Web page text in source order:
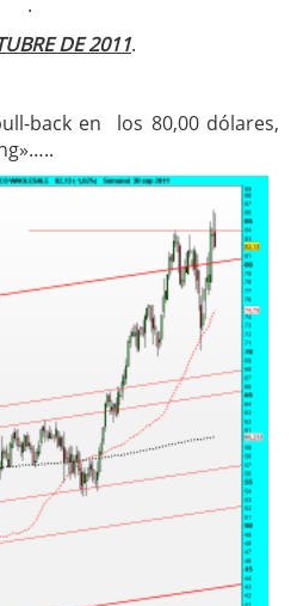
DE 2011.
back en los 80,00 dólares,